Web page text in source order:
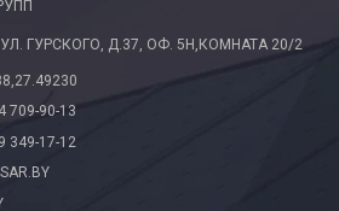
ГУРСКОГО, Д.37, ОФ. 5Н,КОМНАТА 20/2
709-90-13
349-17-12